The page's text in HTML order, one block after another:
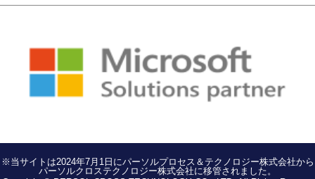
※当サイトは2024年7月1日にパーソルプロセス＆テクノロジー株式会社から
パーソルクロステクノロジー株式会社に移管されました。